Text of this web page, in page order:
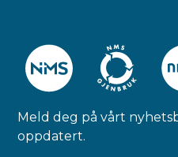
Meld deg på vårt
oppdatert.